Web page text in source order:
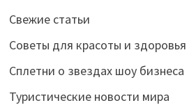
Свежие статьи
Советы для красоты и здоровья
Сплетни о звездах шоу бизнеса
Туристические новости мира